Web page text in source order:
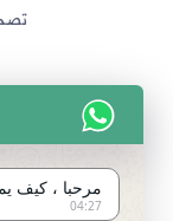
مرحبا ، كيف
04:27